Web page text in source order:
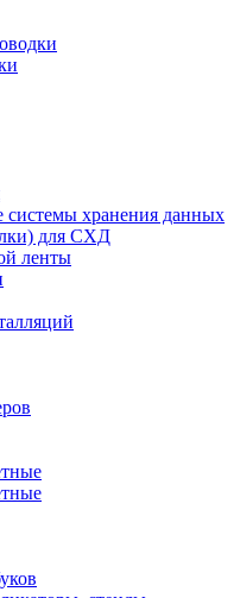
хранения данных
для СХД
ленты